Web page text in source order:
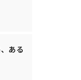
ある